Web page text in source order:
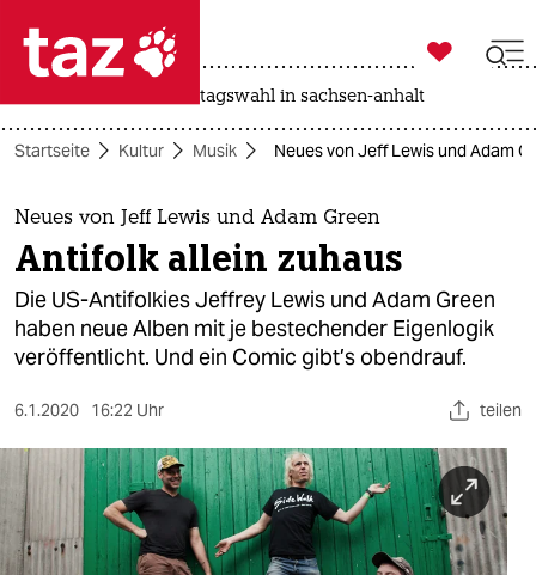
 taz zahl ich
taz zahl ich
themen
politik
öko
sport
berlin

taz zahl ich
landtagswahl in sachsen-anhalt
Startseite Kultur Musik Neues von Jeff Lewis und Adam
Neues von Jeff Lewis und Adam Green
Antifolk allein zuhaus
Die US-Antifolkies Jeffrey Lewis und Adam Green
haben neue Alben mit je bestechender Eigenlogik
veröffentlicht. Und ein Comic gibt’s obendrauf.
6.1.2020 16:22 Uhr teilen